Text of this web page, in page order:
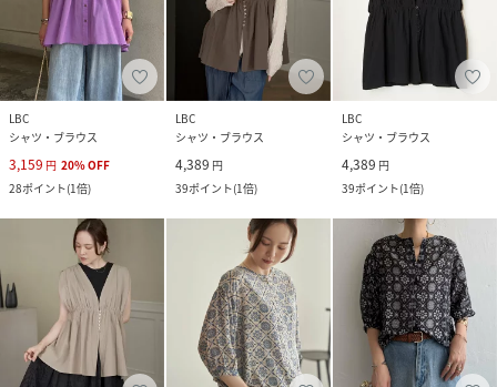
LBC
シャツ・ブラウス
3,159 円 20%OFF
28ポイント(1倍)
LBC
シャツ・ブラウス
4,389 円
39ポイント(1倍)
LBC
シャツ・ブラウス
4,389 円
39ポイント(1倍)